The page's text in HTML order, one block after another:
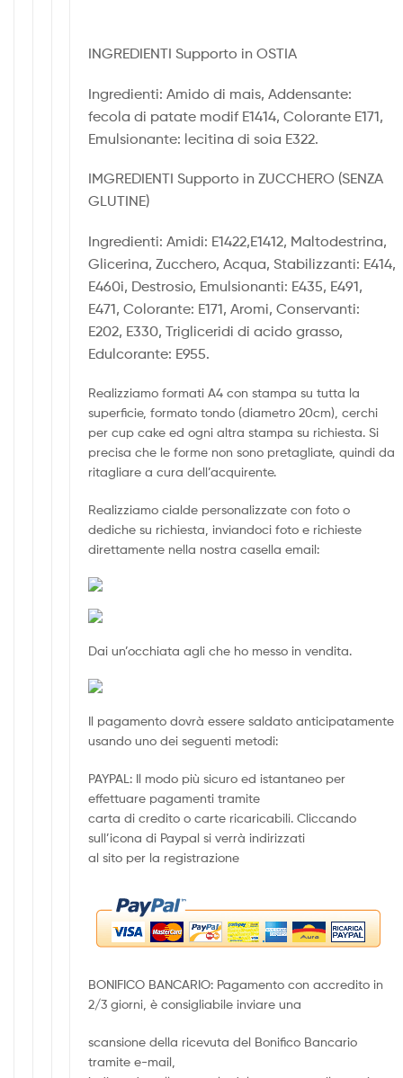
INGREDIENTI Supporto in OSTIA
Ingredienti: Amido di mais, Addensante:
fecola di patate modif E1414, Colorante E171,
Emulsionante: lecitina di soia E322.
IMGREDIENTI Supporto in ZUCCHERO (SENZA
GLUTINE)
Ingredienti: Amidi: E1422,E1412, Maltodestrina,
Glicerina, Zucchero, Acqua, Stabilizzanti: E414,
E460i, Destrosio, Emulsionanti: E435, E491,
E471, Colorante: E171, Aromi, Conservanti:
E202, E330, Trigliceridi di acido grasso,
Edulcorante: E955.
Realizziamo formati A4 con stampa su tutta la
superficie, formato tondo (diametro 20cm), cerchi
per cup cake ed ogni altra stampa su richiesta. Si
precisa che le forme non sono pretagliate, quindi da
ritagliare a cura dell’acquirente.
Realizziamo cialde personalizzate con foto o
dediche su richiesta, inviandoci foto e richieste
direttamente nella nostra casella email:
Dai un’occhiata agli che ho messo in vendita.
Il pagamento dovrà essere saldato anticipatamente
usando uno dei seguenti metodi:
PAYPAL: Il modo più sicuro ed istantaneo per
effettuare pagamenti tramite
carta di credito o carte ricaricabili. Cliccando
sull’icona di Paypal si verrà indirizzati
al sito per la registrazione
BONIFICO BANCARIO: Pagamento con accredito in
2/3 giorni, è consigliabile inviare una
scansione della ricevuta del Bonifico Bancario
tramite e-mail,